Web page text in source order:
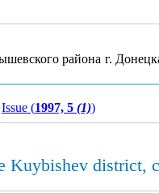
района г.
Issue (1997, 5 (1))
Kuybishev district,